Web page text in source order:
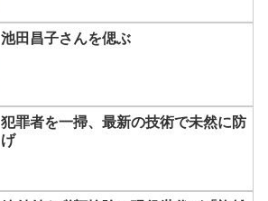
池田昌子さんを偲ぶ
犯罪者を一掃、最新の技術で未然に防
げ